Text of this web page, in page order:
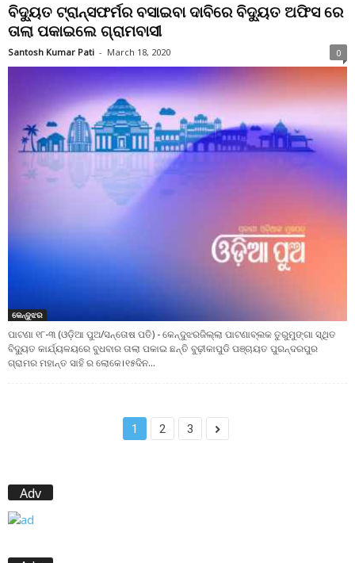
ବିଦ୍ୟୁତ ଟ୍ରାନ୍ସଫର୍ମର ବସାଇବା ଦାବିରେ ବିଦ୍ୟୁତ ଅଫିସ ରେ
ତାଲା ପକାଇଲେ ଗ୍ରାମବାସୀ
Santosh Kumar Pati - March 18, 2020 0
କେନ୍ଦୁଝର
ପାଟଣା ୧୮-୩ (ଓଡ଼ିଆ ପୁଅ/ସନ୍ତୋଷ ପତି) - କେନ୍ଦୁଝରଜିଲ୍ଲା ପାଟଣାବ୍ଲକ ତୁରୁମୁଙ୍ଗା ସ୍ଥିତ
ବିଦ୍ୟୁତ କାର୍ଯ୍ୟଳୟରେ ବୁଧବାର ତାଲା ପକାଇ ଛନ୍ତି ବୁଢ଼ୀକାପୁଡି ପଞ୍ଚାୟତ ପୁରନ୍ଦରପୁର
ଗ୍ରାମର ମହାନ୍ତ ସାହି ର ଲୋକେ।୧୫ଦିନ...
1 2 3
Adv